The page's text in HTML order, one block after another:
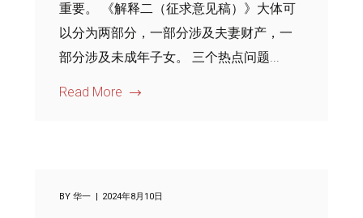
重要。 《解释二（征求意见稿）》大体可
以分为两部分，一部分涉及夫妻财产，一
部分涉及未成年子女。 三个热点问题...
Read More
BY 华一 2024年8月10日